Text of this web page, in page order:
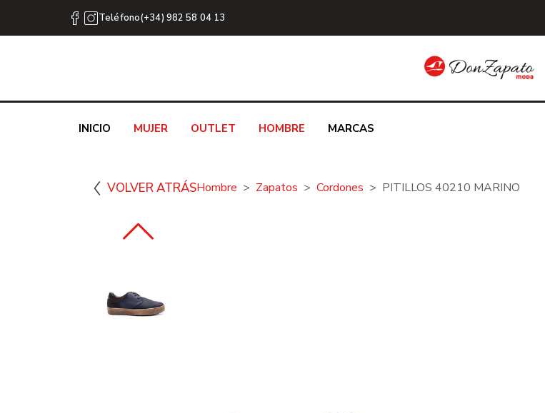
Teléfono(+34) 982 58 04 13
INICIO MUJER OUTLET HOMBRE MARCAS
VOLVER ATRÁSHombre Zapatos Cordones PITILLOS 40210 MARINO